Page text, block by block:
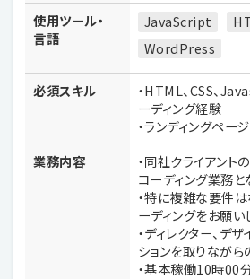
使用ツール・
言語
JavaScript
WordPress
必須スキル
・HTML、CSS、
ーディング経験
・ランディングペー
業務内容
・同社クライアント
コーディング業務と
・特に複雑な要件
ーディングをお願い
・ディレクター、デ
ションを取りながら
・基本稼働10時00